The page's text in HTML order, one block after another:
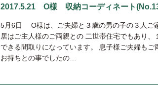
2017.5.21 O様 収納コーディネート
5月6日 O様は、ご夫婦と３歳の男の子の３人ご
居はご主人様のご両親との 二世帯住宅でもあり、
できる間取りになっています。 息子様ご夫婦もご
お持ちとの事でしたの…